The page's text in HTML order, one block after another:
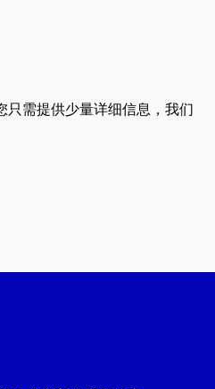
只需提供少量详细信息，我们